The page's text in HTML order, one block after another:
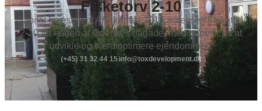
Fisketorv 2-10
Capital Investment A/S købte i 2015 adressen Fisketorv
2-10 for enden af Odenses gågade, med henblik på at
udvikle og værdioptimere ejendommen.
(+45) 31 32 44 15info@toxdevelopment.dk